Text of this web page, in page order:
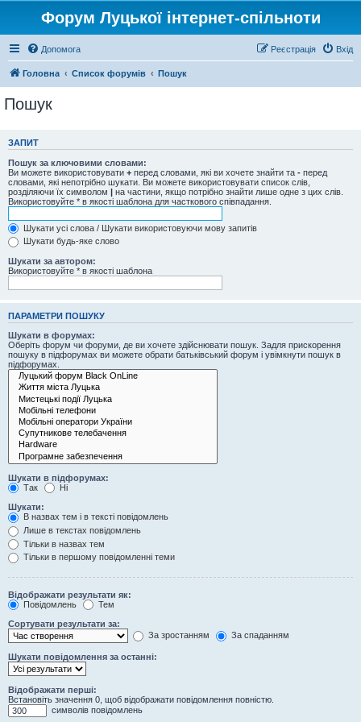
Форум Луцької інтернет-спільноти
Допомога Вхід
Реєстрація
Головна Список форумів Пошук
Пошук
ЗАПИТ
Пошук за ключовими словами:
Ви можете використовувати + перед словами, які ви хочете знайти та - перед
словами, які непотрібно шукати. Ви можете використовувати список слів,
розділяючи їх символом | на частини, якщо потрібно знайти лише одне з цих слів.
Використовуйте * в якості шаблона для часткового співпадання.
Шукати усі слова / Шукати використовуючи мову запитів
Шукати будь-яке слово
Шукати за автором:
Використовуйте * в якості шаблона
ПАРАМЕТРИ ПОШУКУ
Шукати в форумах:
Оберіть форум чи форуми, де ви хочете здійснювати пошук. Задля прискорення
пошуку в підфорумах ви можете обрати батьківський форум і увімкнути пошук в
підфорумах.
Шукати в підфорумах:
Так
Ні
Шукати:
В назвах тем і в тексті повідомлень
Лише в текстах повідомлень
Тільки в назвах тем
Тільки в першому повідомленні теми
Відображати результати як:
Повідомлень
Тем
Сортувати результати за:
За зростанням
За спаданням
Шукати повідомлення за останні:
Відображати перші:
Встановіть значення 0, щоб відображати повідомлення повністю.
символів повідомлень